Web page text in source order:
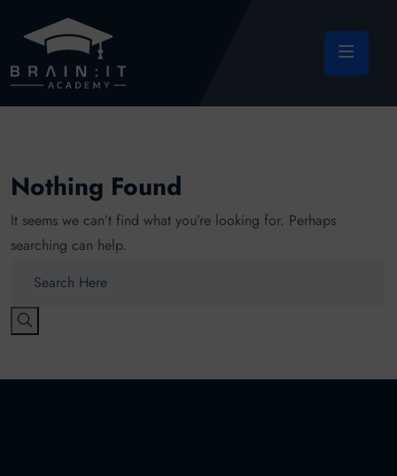
Nothing Found
It seems we can’t find what you’re looking for. Perhaps
searching can help.